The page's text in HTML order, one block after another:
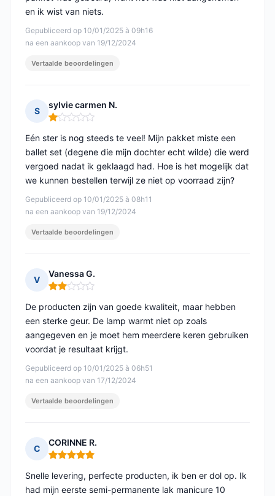
Gepubliceerd op 10/01/2025 à 09h16
na een aankoop van 19/12/2024
en ik wist van niets.
Vertaalde beoordelingen
S
sylvie carmen N.
Opmerking: 1 van 5
Gepubliceerd op 10/01/2025 à 08h11
na een aankoop van 19/12/2024
Eén ster is nog steeds te veel! Mijn pakket miste een
ballet set (degene die mijn dochter echt wilde) die werd
vergoed nadat ik geklaagd had. Hoe is het mogelijk dat
we kunnen bestellen terwijl ze niet op voorraad zijn?
Vertaalde beoordelingen
V
Vanessa G.
Opmerking: 2 van 5
Gepubliceerd op 10/01/2025 à 06h51
na een aankoop van 17/12/2024
De producten zijn van goede kwaliteit, maar hebben
een sterke geur. De lamp warmt niet op zoals
aangegeven en je moet hem meerdere keren gebruiken
voordat je resultaat krijgt.
Vertaalde beoordelingen
C
CORINNE R.
Opmerking: 5 van 5
Snelle levering, perfecte producten, ik ben er dol op. Ik
had mijn eerste semi-permanente lak manicure 10